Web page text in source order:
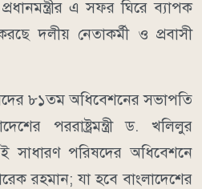
এ সফর ঘিরে ব্যাপক
দলীয় নেতাকর্মী ও প্রবাসী
৮১তম অধিবেশনের সভাপতি
পররাষ্ট্রমন্ত্রী ড. খলিলুর
সাধারণ পরিষদের অধিবেশনে
রহমান; যা হবে বাংলাদেশের